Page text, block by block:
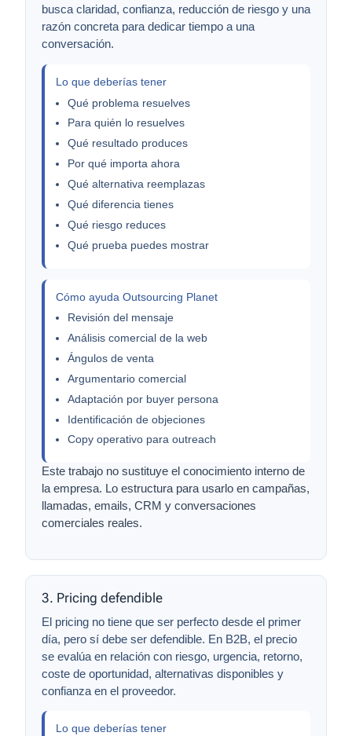
busca claridad, confianza, reducción de riesgo y una
razón concreta para dedicar tiempo a una
conversación.
Lo que deberías tener
Qué problema resuelves
Para quién lo resuelves
Qué resultado produces
Por qué importa ahora
Qué alternativa reemplazas
Qué diferencia tienes
Qué riesgo reduces
Qué prueba puedes mostrar
Cómo ayuda Outsourcing Planet
Revisión del mensaje
Análisis comercial de la web
Ángulos de venta
Argumentario comercial
Adaptación por buyer persona
Identificación de objeciones
Copy operativo para outreach
Este trabajo no sustituye el conocimiento interno de
la empresa. Lo estructura para usarlo en campañas,
llamadas, emails, CRM y conversaciones
comerciales reales.
3. Pricing defendible
El pricing no tiene que ser perfecto desde el primer
día, pero sí debe ser defendible. En B2B, el precio
se evalúa en relación con riesgo, urgencia, retorno,
coste de oportunidad, alternativas disponibles y
confianza en el proveedor.
Lo que deberías tener